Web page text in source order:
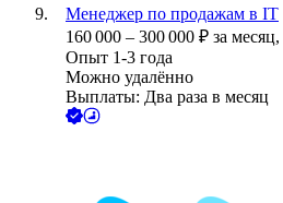
Менеджер по продажам в IT
160 000 – 300 000 ₽ за месяц,
Опыт 1-3 года
Можно удалённо
Выплаты: Два раза в месяц